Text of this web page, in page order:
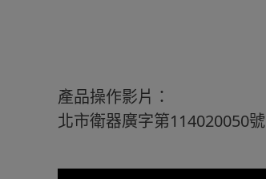
產品操作影片：
北市衛器廣字第114020050號